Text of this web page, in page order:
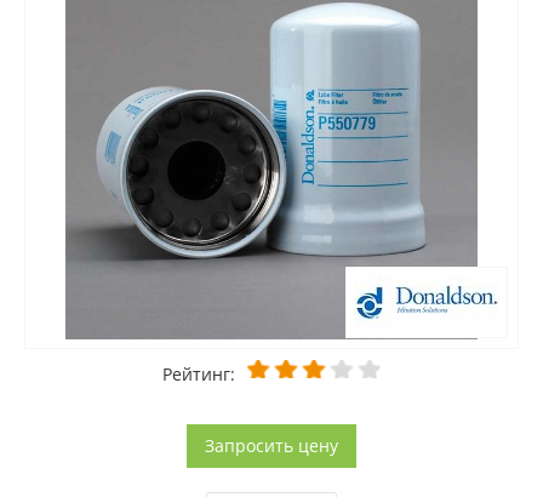
Рейтинг:
Запросить цену